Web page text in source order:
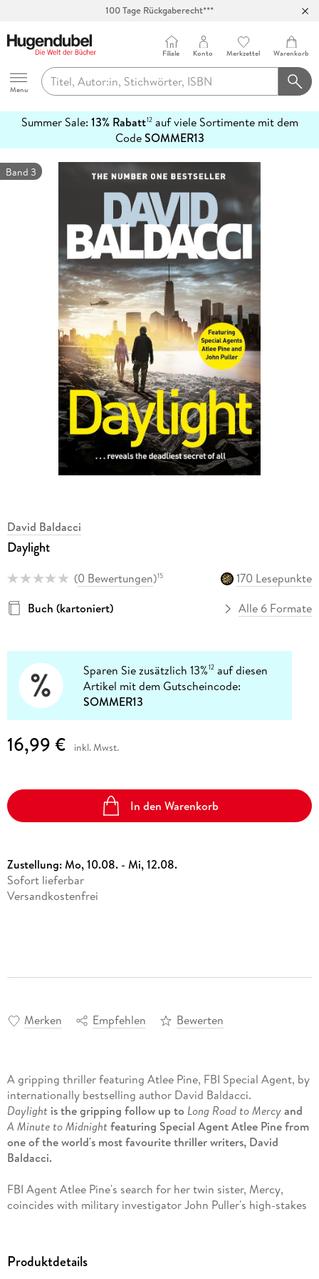
100 Tage Rückgaberecht***
Hugendubel
Menu
Filiale Konto Merkzettel Warenkorb
Summer Sale: 13% Rabatt12auf viele Sortimente mit dem
CodeSOMMER13
erfahren
Band 3
David Baldacci
Daylight
(0 Bewertungen)15
170 Lesepunkte
Buch (kartoniert)
Alle 6 Formate
Sparen Sie zusätzlich 13%12 auf diesen
Artikel mit dem Gutscheincode:
SOMMER13
16,99 € inkl. Mwst.
In den Warenkorb
Zustellung:Mo, 10.08. - Mi, 12.08.
Sofort lieferbar
Versandkostenfrei
Merken Empfehlen Bewerten
A gripping thriller featuring Atlee Pine, FBI Special Agent, by
internationally bestselling author David Baldacci.
Daylightis the gripping follow up to Long Road to Mercyand
A Minute to Midnightfeaturing Special Agent Atlee Pine from
one of the world's most favourite thriller writers, David
Baldacci.
FBI Agent Atlee Pine's search for her twin sister, Mercy,
coincides with military investigator John Puller's high-stakes
Ever since Mercy was abducted after a brutal incident when
Produktdetails